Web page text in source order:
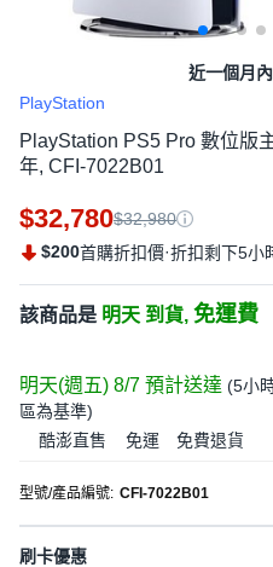
近一個月內
PlayStation
PlayStation PS5 Pro 數位版
年, CFI-7022B01
$32,780$32,980
$200首購折扣價·折扣剩下5小
該商品是 明天 到貨, 免運費
明天(週五) 8/7 預計送達 (5小
區為基準)
酷澎直售 免運 免費退貨
型號/產品編號: CFI-7022B01
刷卡優惠